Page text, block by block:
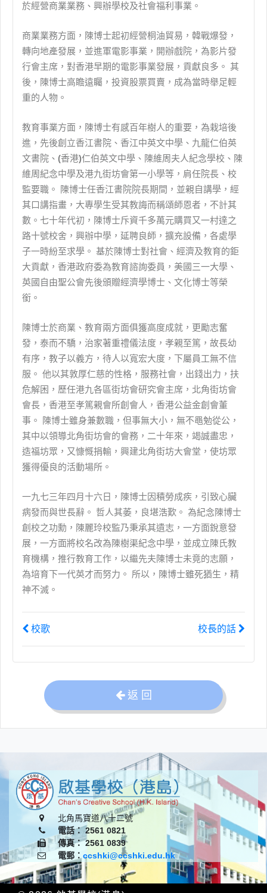
於經營商業業務、興辦學校及社會福利事業。
商業業務方面，陳博士起初經營桐油貿易，韓戰爆發，
轉向地產發展，並進軍電影事業，開辦戲院，為影片發
行會主席，對香港早期的電影事業發展，貢獻良多。 其
後，陳博士高瞻遠矚，投資股票買賣，成為當時舉足輕
重的人物。
教育事業方面，陳博士有感百年樹人的重要，為栽培後
進，先後創立香江書院、香江中英文中學、九龍仁伯英
文書院、 (香港)仁伯英文中學、陳維周夫人紀念學校、陳
維周紀念中學及港九街坊會第一小學等，肩任院長、校
監要職。 陳博士任香江書院院長期間，並親自講學，經
其口講指畫，大專學生受其教誨而稱頌師恩者，不計其
數。七十年代初，陳博士斥資千多萬元購買又一村達之
路十號校舍，興辦中學，延聘良師，擴充設備，各處學
子一時紛至求學。 基於陳博士對社會、經濟及教育的鉅
大貢獻，香港政府委為教育諮詢委員，美國三一大學、
英國自由聖公會先後頒贈經濟學博士、文化博士等榮
銜。
陳博士於商業、教育兩方面俱獲高度成就，更勵志奮
發，泰而不驕，治家著重禮儀法度，孝親至篤，故長幼
有序，教子以義方，待人以寬宏大度，下屬員工無不信
服。 他以其敦厚仁慈的性格，服務社會，出錢出力，扶
危解困，歷任港九各區街坊會研究會主席，北角街坊會
會長，香港至孝篤親會所創會人，香港公益金創會董
事。 陳博士雖身兼數職，但事無大小，無不黽勉從公，
其中以領導北角街坊會的會務，二十年來，竭誠盡忠，
造福坊眾，又慷慨捐輸，興建北角街坊大會堂，使坊眾
獲得優良的活動場所。
一九七三年四月十六日，陳博士因積勞成疾，引致心臟
病發而與世長辭。 哲人其萎，良堪浩歎。 為紀念陳博士
創校之功勳，陳麗玲校監乃秉承其遺志，一方面銳意發
展，一方面將校名改為陳樹渠紀念中學，並成立陳氏教
育機構，推行教育工作，以繼先夫陳博士未竟的志願，
為培育下一代英才而努力。 所以，陳博士雖死猶生，精
神不滅。
校歌 校長的話
返 回
北角馬寶道八十二號
電話： 2561 0821
傳真： 2561 0839
電郵：ccshki@ccshki.edu.hk